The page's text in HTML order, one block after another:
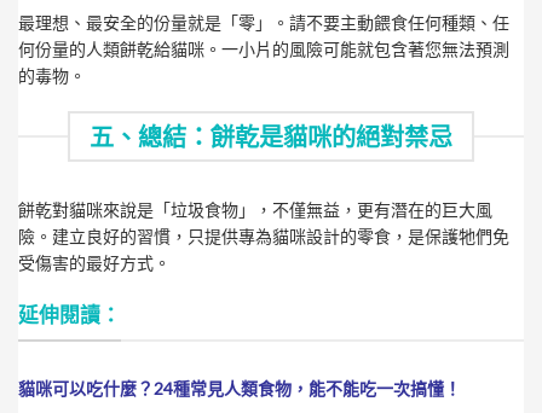
最理想、最安全的份量就是「零」。請不要主動餵食任何種類、任
何份量的人類餅乾給貓咪。一小片的風險可能就包含著您無法預測
的毒物。
五、總結：餅乾是貓咪的絕對禁忌
餅乾對貓咪來說是「垃圾食物」，不僅無益，更有潛在的巨大風
險。建立良好的習慣，只提供專為貓咪設計的零食，是保護牠們免
受傷害的最好方式。
延伸閱讀：
貓咪可以吃什麼？24種常見人類食物，能不能吃一次搞懂！